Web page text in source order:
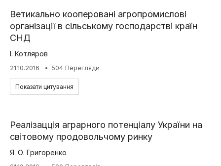
Ветикально кооперовані агропромислові
організації в сільському господарстві країн
СНД
І. Котляров
21.10.2016 504 Перегляди
Показати цитування
Реалізацція аграрного потенціалу України на
світовому продовольчому ринку
Я. О. Григоренко